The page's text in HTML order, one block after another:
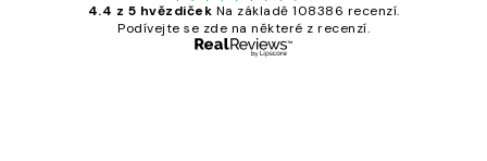
4.4 z 5 hvězdiček Na základě 108386 recenzí.
Podívejte se zde na některé z recenzí.